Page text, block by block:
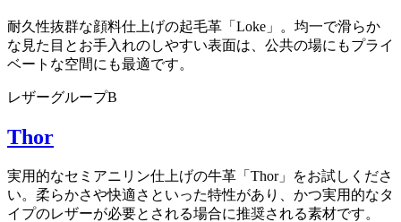
耐久性抜群な顔料仕上げの起毛革「Loke」。均一で滑らか
な見た目とお手入れのしやすい表面は、公共の場にもプライ
ベートな空間にも最適です。
レザーグループB
Thor
実用的なセミアニリン仕上げの牛革「Thor」をお試しくださ
い。柔らかさや快適さといった特性があり、かつ実用的なタ
イプのレザーが必要とされる場合に推奨される素材です。